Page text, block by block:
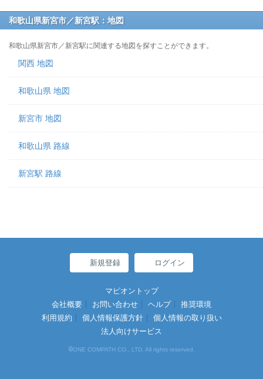
和歌山県新宮市／新宮駅：地図
和歌山県新宮市／新宮駅に関連する地図を探すことができます。
関西 地図
和歌山県 地図
新宮市 地図
和歌山県 路線
新宮駅 路線
新規登録 ログイン
マピオントップ
会社概要
お問い合わせ ヘルプ
推奨環境
利用規約
個人情報保護方針
個人情報の取り扱い
法人向けサービス
©ONE COMPATH CO., LTD. All rights reserved.